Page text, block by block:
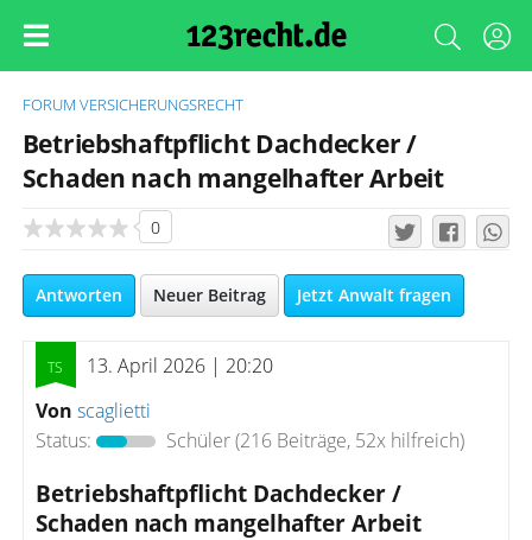
FORUM VERSICHERUNGSRECHT
Betriebshaftpflicht Dachdecker /
Schaden nach mangelhafter Arbeit
0
Antworten Neuer Beitrag Jetzt Anwalt fragen
13. April 2026 | 20:20
Von scaglietti
Status:
Schüler(216 Beiträge, 52x hilfreich)
Betriebshaftpflicht Dachdecker /
Schaden nach mangelhafter Arbeit